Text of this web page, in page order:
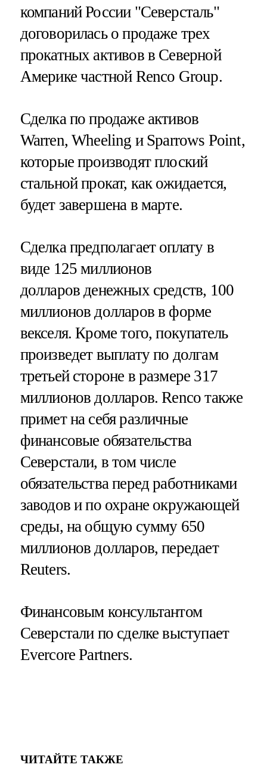
компаний России "Северсталь"
договорилась о продаже трех
прокатных активов в Северной
Америке частной Renco Group.
Сделка по продаже активов
Warren, Wheeling и Sparrows Point,
которые производят плоский
стальной прокат, как ожидается,
будет завершена в марте.
Сделка предполагает оплату в
виде 125 миллионов
долларов денежных средств, 100
миллионов долларов в форме
векселя. Кроме того, покупатель
произведет выплату по долгам
третьей стороне в размере 317
миллионов долларов. Renco также
примет на себя различные
финансовые обязательства
Северстали, в том числе
обязательства перед работниками
заводов и по охране окружающей
среды, на общую сумму 650
миллионов долларов, передает
Reuters.
Финансовым консультантом
Северстали по сделке выступает
Evercore Partners.
ЧИТАЙТЕ ТАКЖЕ